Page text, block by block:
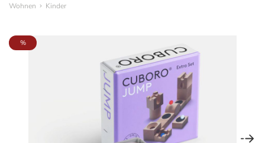
Wohnen Kinder
Bildergalerie überspringen
%